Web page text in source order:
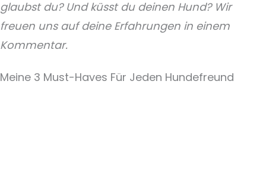
glaubst du? Und küsst du deinen Hund? Wir
freuen uns auf deine Erfahrungen in einem
Kommentar.
Meine 3 Must-Haves Für Jeden Hundefreund​